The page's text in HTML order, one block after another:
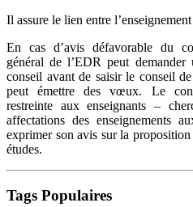
Il assure le lien entre
En cas d’avis défavorable du
général de l’EDR peut
conseil avant de saisir le conseil
peut émettre des vœux. Le
restreinte aux enseignants –
affectations des enseignements
exprimer son avis sur la
études.
Tags Populaires